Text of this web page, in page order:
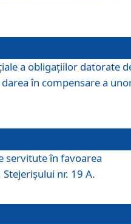
a obligaţiilor datorate
în compensare a
servitute în favoarea
nr. 19 A.